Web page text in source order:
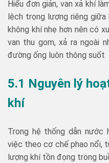
Hiểu đơn giản, van xả khí
lệch trọng lượng riêng
không khí nhẹ hơn nên có
van thu gom, xả ra ngoài
đường ống luôn thông suốt
5.1 Nguyên lý
khí
Trong hệ thống dẫn nước
việc theo cơ chế phao nổi,
lượng khí tồn đọng trong